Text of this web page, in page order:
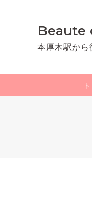
Beaute
本厚木駅か